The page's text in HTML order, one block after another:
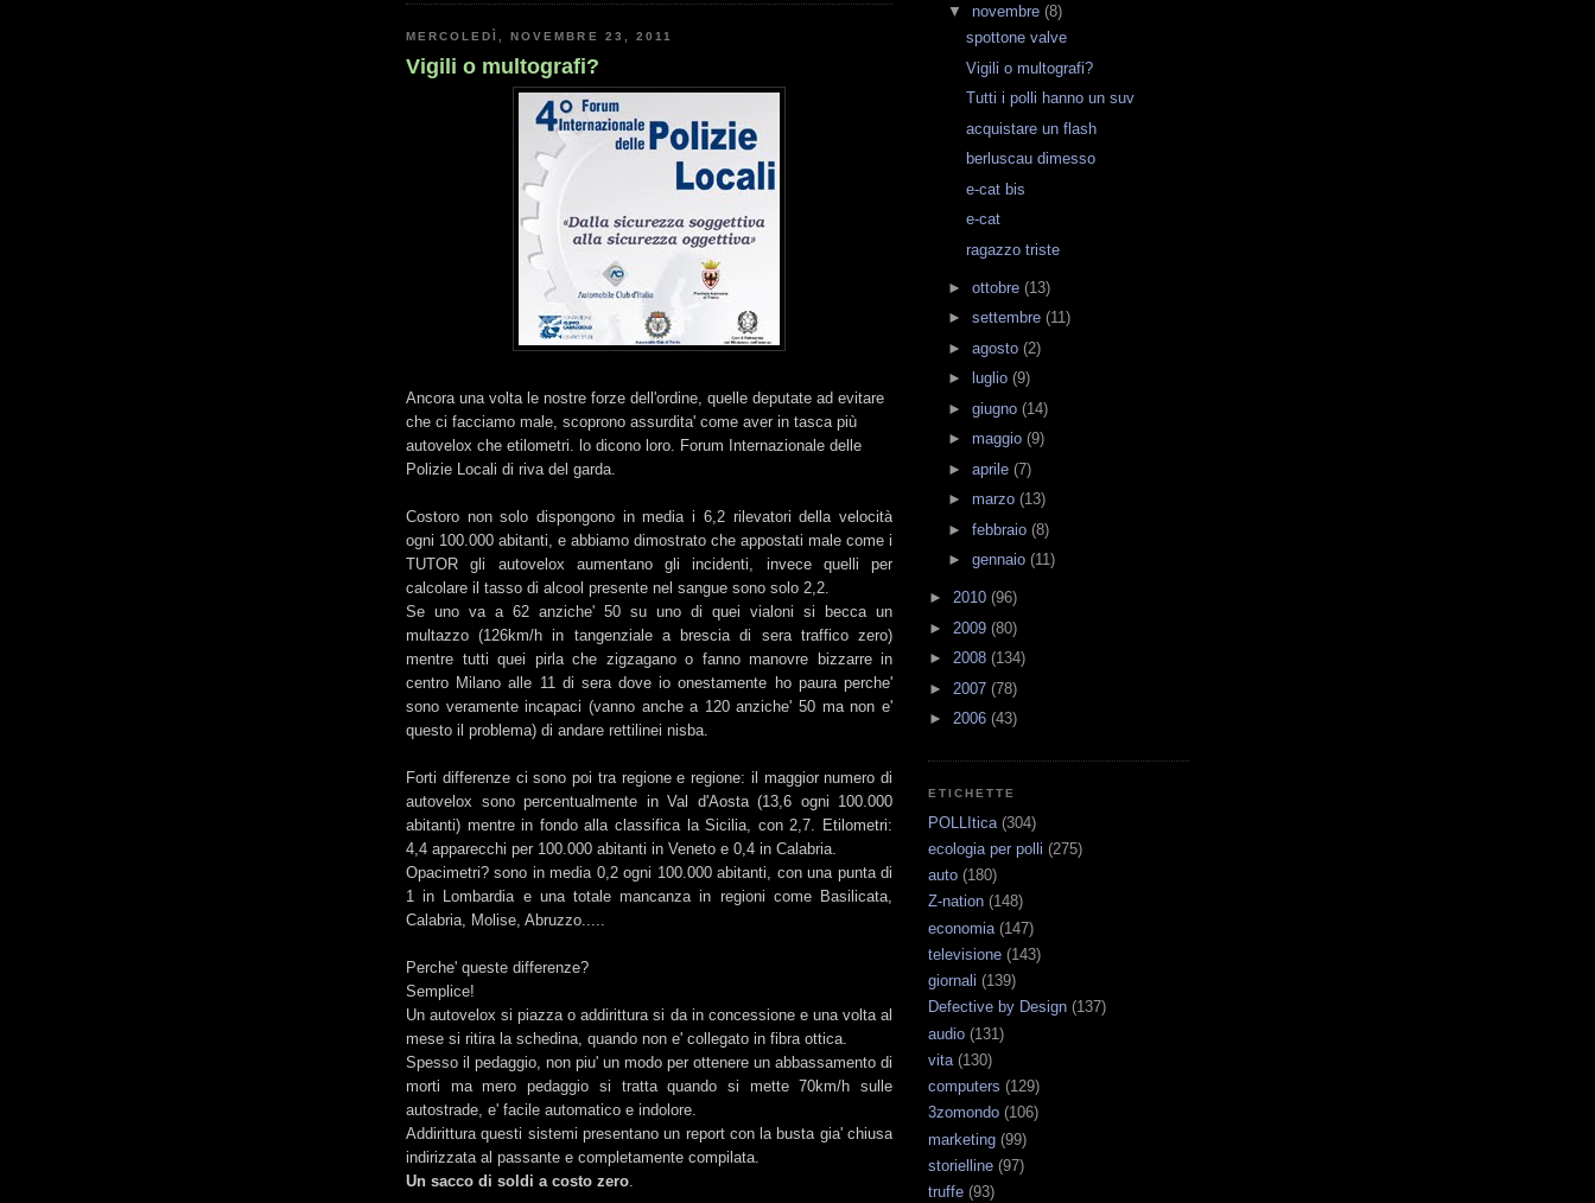
MERCOLEDÌ, NOVEMBRE 23, 2011
Vigili o multografi?
Ancora una volta le nostre forze dell'ordine, quelle deputate ad evitare
che ci facciamo male, scoprono assurdita' come aver in tasca più
autovelox che etilometri. lo dicono loro. Forum Internazionale delle
Polizie Locali di riva del garda.
Costoro non solo dispongono in media i 6,2 rilevatori della velocità
ogni 100.000 abitanti, e abbiamo dimostrato che appostati male come i
TUTOR gli autovelox aumentano gli incidenti, invece quelli per
calcolare il tasso di alcool presente nel sangue sono solo 2,2.
Se uno va a 62 anziche' 50 su uno di quei vialoni si becca un
multazzo (126km/h in tangenziale a brescia di sera traffico zero)
mentre tutti quei pirla che zigzagano o fanno manovre bizzarre in
centro Milano alle 11 di sera dove io onestamente ho paura perche'
sono veramente incapaci (vanno anche a 120 anziche' 50 ma non e'
questo il problema) di andare rettilinei nisba.
Forti differenze ci sono poi tra regione e regione: il maggior numero di
autovelox sono percentualmente in Val d'Aosta (13,6 ogni 100.000
abitanti) mentre in fondo alla classifica la Sicilia, con 2,7. Etilometri:
4,4 apparecchi per 100.000 abitanti in Veneto e 0,4 in Calabria.
Opacimetri? sono in media 0,2 ogni 100.000 abitanti, con una punta di
1 in Lombardia e una totale mancanza in regioni come Basilicata,
Calabria, Molise, Abruzzo.....
Perche' queste differenze?
Semplice!
Un autovelox si piazza o addirittura si da in concessione e una volta al
mese si ritira la schedina, quando non e' collegato in fibra ottica.
Spesso il pedaggio, non piu' un modo per ottenere un abbassamento di
morti ma mero pedaggio si tratta quando si mette 70km/h sulle
autostrade, e' facile automatico e indolore.
Addirittura questi sistemi presentano un report con la busta gia' chiusa
indirizzata al passante e completamente compilata.
Un sacco di soldi a costo zero.
▼ novembre (8)
spottone valve
Vigili o multografi?
Tutti i polli hanno un suv
acquistare un flash
berluscau dimesso
e-cat bis
e-cat
ragazzo triste
► ottobre (13)
► settembre (11)
► agosto (2)
►
luglio (9)
► giugno (14)
► maggio (9)
► aprile (7)
► marzo (13)
► febbraio (8)
► gennaio (11)
► 2010 (96)
► 2009 (80)
► 2008 (134)
► 2007 (78)
► 2006 (43)
ETICHETTE
POLLItica (304)
ecologia per polli (275)
auto (180)
Z-nation (148)
economia (147)
televisione (143)
giornali (139)
Defective by Design (137)
audio (131)
vita (130)
computers (129)
3zomondo (106)
marketing (99)
storielline (97)
truffe (93)